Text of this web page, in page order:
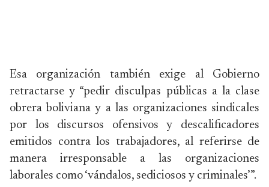
Esa organización también exige al Gobierno
retractarse y “pedir disculpas públicas a la clase
obrera boliviana y a las organizaciones sindicales
por los discursos ofensivos y descalificadores
emitidos contra los trabajadores, al referirse de
manera irresponsable a las organizaciones
laborales como ‘vándalos, sediciosos y criminales’”.